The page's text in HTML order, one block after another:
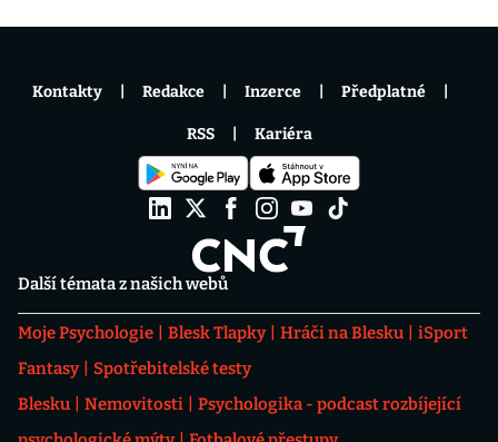
Další témata z našich webů
Moje Psychologie Blesk Tlapky Hráči na Blesku
iSport
Fantasy
Spotřebitelské testy
Blesku
Nemovitosti
Psychologika - podcast rozbíjející
Kontakty Redakce Inzerce Předplatné
RSS Kariéra